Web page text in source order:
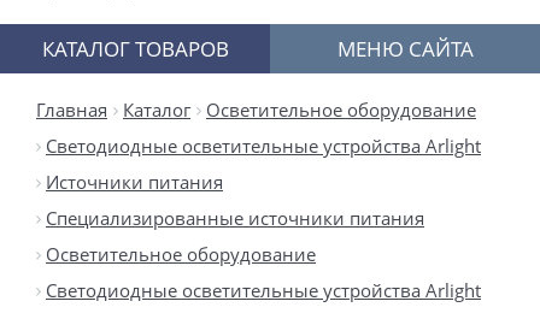
КАТАЛОГ ТОВАРОВ МЕНЮ САЙТА
Главная Каталог
Осветительное оборудование
Светодиодные осветительные устройства Arlight
Источники питания
Специализированные источники питания
Осветительное оборудование
Светодиодные осветительные устройства Arlight